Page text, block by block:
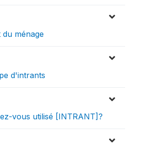
du ménage
d'intrants
vous utilisé [INTRANT]?